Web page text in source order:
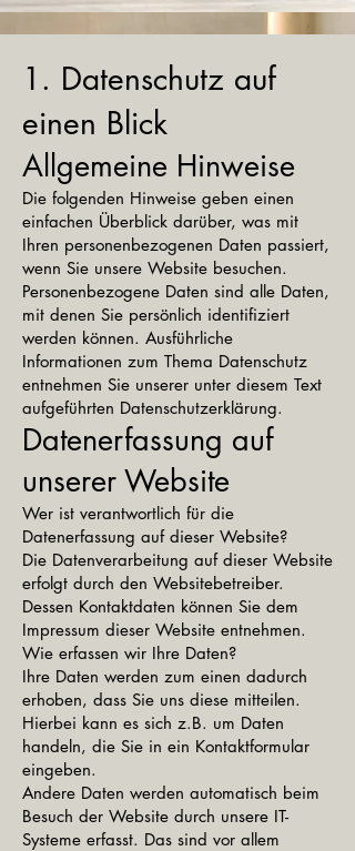
1. Datenschutz auf
einen Blick
Allgemeine Hinweise
Die folgenden Hinweise geben einen
einfachen Überblick darüber, was mit
Ihren personenbezogenen Daten passiert,
wenn Sie unsere Website besuchen.
Personenbezogene Daten sind alle Daten,
mit denen Sie persönlich identifiziert
werden können. Ausführliche
Informationen zum Thema Datenschutz
entnehmen Sie unserer unter diesem Text
aufgeführten Datenschutzerklärung.
Datenerfassung auf
unserer Website
Wer ist verantwortlich für die
Datenerfassung auf dieser Website?
Die Datenverarbeitung auf dieser Website
erfolgt durch den Websitebetreiber.
Dessen Kontaktdaten können Sie dem
Impressum dieser Website entnehmen.
Wie erfassen wir Ihre Daten?
Ihre Daten werden zum einen dadurch
erhoben, dass Sie uns diese mitteilen.
Hierbei kann es sich z.B. um Daten
handeln, die Sie in ein Kontaktformular
eingeben.
Andere Daten werden automatisch beim
Besuch der Website durch unsere IT-
Systeme erfasst. Das sind vor allem